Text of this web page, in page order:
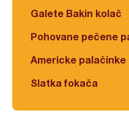
Galete Bakin kolač
Pohovane pečene
Americke palačinke
Slatka fokača